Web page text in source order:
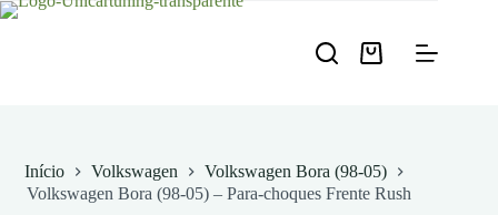
Pular
Carrinho
Início Volkswagen
Volkswagen Bora (98-05)
Volkswagen Bora (98-05) – Para-choques Frente Rush